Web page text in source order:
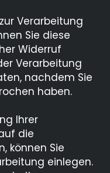
Verarbeitung
Sie diese
Widerruf
Verarbeitung
nachdem Sie
haben.
Ihrer
die
können Sie
einlegen.